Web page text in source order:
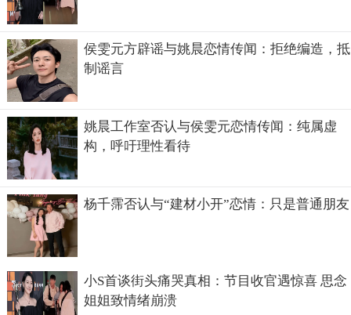
侯雯元方辟谣与姚晨恋情传闻：拒绝编造，抵
制谣言
姚晨工作室否认与侯雯元恋情传闻：纯属虚
构，呼吁理性看待
杨千霈否认与“建材小开”恋情：只是普通朋友
小S首谈街头痛哭真相：节目收官遇惊喜 思念
姐姐致情绪崩溃